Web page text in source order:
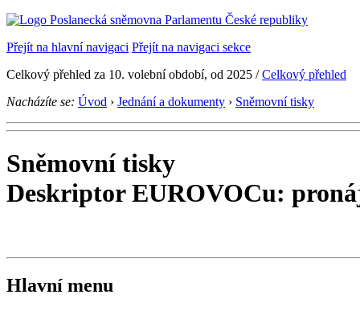
Přejít na hlavní navigaci Přejít na navigaci sekce
Celkový přehled za 10. volební období, od 2025 /Celkový přehled
Nacházíte se: Úvod › Jednání a dokumenty › Sněmovní tisky
Sněmovní tisky
Deskriptor EUROVOCu:
Hlavní menu